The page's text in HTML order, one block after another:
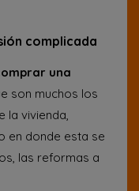
complicada
una
son muchos los
la vivienda,
en donde esta se
las reformas a